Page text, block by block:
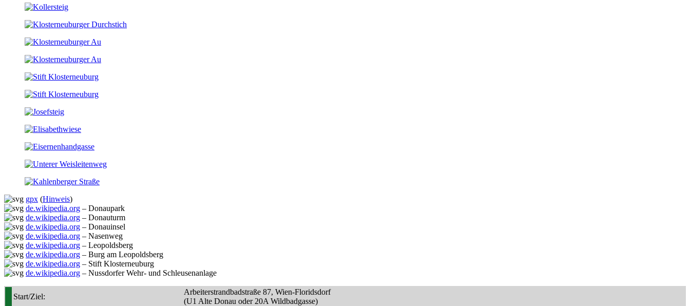
gpx (Hinweis)
de.wikipedia.org – Donaupark
de.wikipedia.org – Donauturm
de.wikipedia.org – Donauinsel
de.wikipedia.org – Nasenweg
de.wikipedia.org – Leopoldsberg
de.wikipedia.org – Burg am Leopoldsberg
de.wikipedia.org – Stift Klosterneuburg
de.wikipedia.org – Nussdorfer Wehr- und Schleusenanlage
Start/Ziel:
Arbeiterstrandbadstraße 87, Wien-Floridsdorf
(U1 Alte Donau oder 20A Wildbadgasse)